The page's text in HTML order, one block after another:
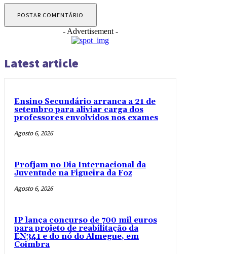
- Advertisement -
Latest article
Ensino Secundário arranca a 21 de
setembro para aliviar carga dos
professores envolvidos nos exames
Agosto 6, 2026
Profjam no Dia Internacional da
Juventude na Figueira da Foz
Agosto 6, 2026
IP lança concurso de 700 mil euros
para projeto de reabilitação da
EN341 e do nó do Almegue, em
Coimbra